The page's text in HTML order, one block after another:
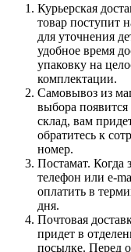
Курьерская
товар поступит
для уточнения
удобное время
упаковку на
комплектации.
Самовывоз из
выбора появится
склад, вам
обратитесь к
номер.
Постамат. Когда
телефон или e-
оплатить в
дня.
Почтовая
придет в
посылке. Перед